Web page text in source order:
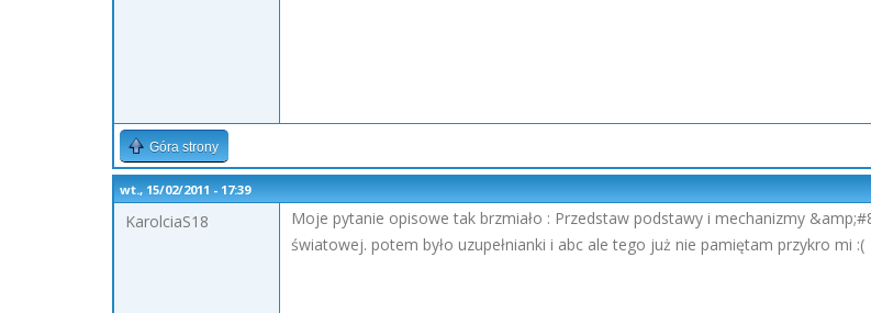
Góra strony
wt., 15/02/2011 - 17:39
KarolciaS18
Moje pytanie opisowe tak brzmiało : Przedstaw podstawy i mechanizmy
światowej. potem było uzupełnianki i abc ale tego już nie pamiętam przykro mi :(